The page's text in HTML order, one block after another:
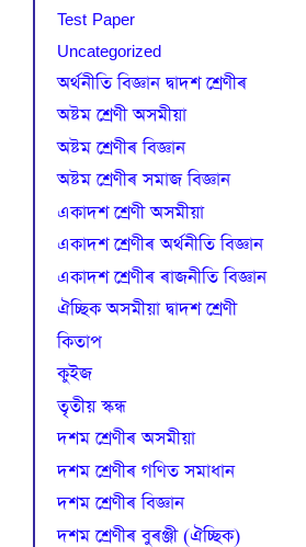
Test Paper
Uncategorized
অৰ্থনীতি বিজ্ঞান দ্বাদশ শ্ৰেণীৰ
অষ্টম শ্ৰেণী অসমীয়া
অষ্টম শ্ৰেণীৰ বিজ্ঞান
অষ্টম শ্ৰেণীৰ সমাজ বিজ্ঞান
একাদশ শ্ৰেণী অসমীয়া
একাদশ শ্ৰেণীৰ অৰ্থনীতি বিজ্ঞান
একাদশ শ্ৰেণীৰ ৰাজনীতি বিজ্ঞান
ঐচ্ছিক অসমীয়া দ্বাদশ শ্ৰেণী
কিতাপ
কুইজ
তৃতীয় স্কন্ধ
দশম শ্ৰেণীৰ অসমীয়া
দশম শ্ৰেণীৰ গণিত সমাধান
দশম শ্ৰেণীৰ বিজ্ঞান
দশম শ্ৰেণীৰ বুৰঞ্জী (ঐচ্ছিক)